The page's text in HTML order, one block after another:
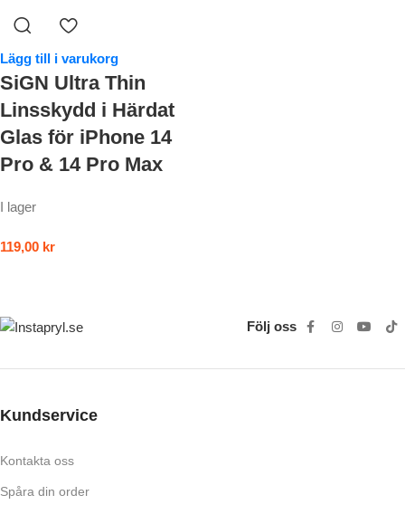
Lägg till i varukorg
SiGN Ultra Thin
Linsskydd i Härdat
Glas för iPhone 14
Pro & 14 Pro Max
I lager
119,00 kr
Följ oss
Kundservice
Kontakta oss
Spåra din order